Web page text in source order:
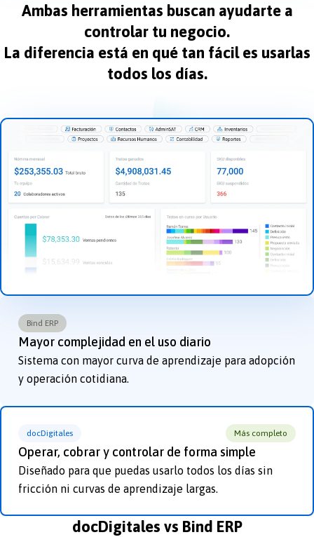
Ambas herramientas buscan ayudarte a
controlar tu negocio.
La diferencia está en qué tan fácil es usarlas
todos los días.
Bind ERP
Mayor complejidad en el uso diario
Sistema con mayor curva de aprendizaje para adopción
y operación cotidiana.
docDigitales Más completo
Operar, cobrar y controlar de forma simple
Diseñado para que puedas usarlo todos los días sin
fricción ni curvas de aprendizaje largas.
docDigitales vs Bind ERP